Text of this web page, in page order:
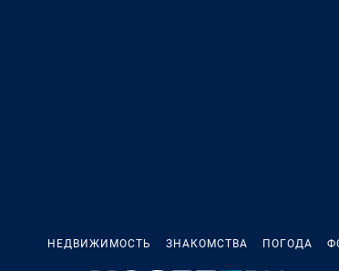
НЕДВИЖИМОСТЬ ЗНАКОМСТВА ПОГОДА